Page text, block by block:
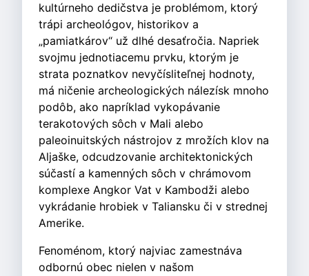
kultúrneho dedičstva je problémom, ktorý
trápi archeológov, historikov a
„pamiatkárov“ už dlhé desaťročia. Napriek
svojmu jednotiacemu prvku, ktorým je
strata poznatkov nevyčísliteľnej hodnoty,
má ničenie archeologických nálezísk mnoho
podôb, ako napríklad vykopávanie
terakotových sôch v Mali alebo
paleoinuitských nástrojov z mrožích klov na
Aljaške, odcudzovanie architektonických
súčastí a kamenných sôch v chrámovom
komplexe Angkor Vat v Kambodži alebo
vykrádanie hrobiek v Taliansku či v strednej
Amerike.
Fenoménom, ktorý najviac zamestnáva
odbornú obec nielen v našom